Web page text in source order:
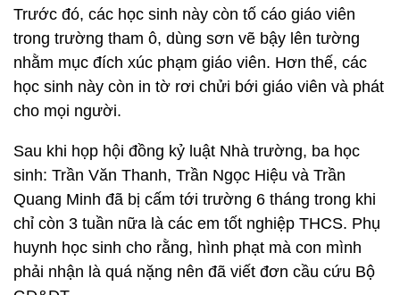
Trước đó, các học sinh này còn tố cáo giáo viên
trong trường tham ô, dùng sơn vẽ bậy lên tường
nhằm mục đích xúc phạm giáo viên. Hơn thế, các
học sinh này còn in tờ rơi chửi bới giáo viên và phát
cho mọi người.
Sau khi họp hội đồng kỷ luật Nhà trường, ba học
sinh: Trần Văn Thanh, Trần Ngọc Hiệu và Trần
Quang Minh đã bị cấm tới trường 6 tháng trong khi
chỉ còn 3 tuần nữa là các em tốt nghiệp THCS. Phụ
huynh học sinh cho rằng, hình phạt mà con mình
phải nhận là quá nặng nên đã viết đơn cầu cứu Bộ